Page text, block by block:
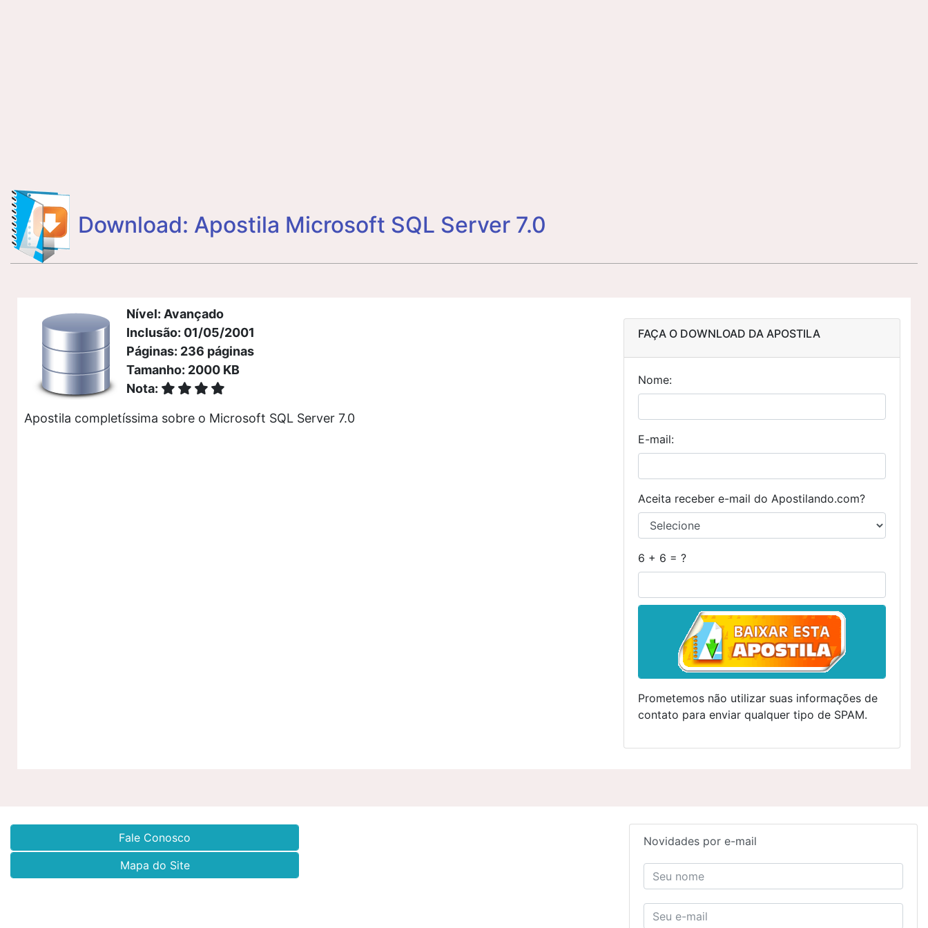
Download: Apostila Microsoft SQL Server 7.0
Nível: Avançado
Inclusão: 01/05/2001
Páginas: 236 páginas
Tamanho: 2000 KB
Nota:
Apostila completíssima sobre o Microsoft SQL Server 7.0
FAÇA O DOWNLOAD DA APOSTILA
Nome:
E-mail:
Aceita receber e-mail do Apostilando.com?
6 + 6 = ?
Prometemos não utilizar suas informações de
contato para enviar qualquer tipo de SPAM.
Fale Conosco
Mapa do Site
Novidades por e-mail